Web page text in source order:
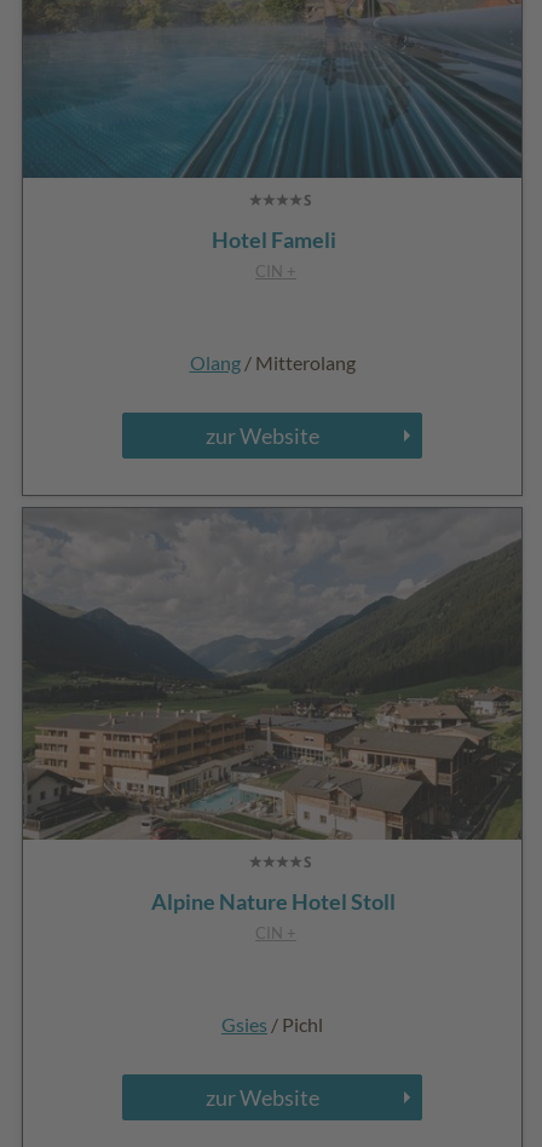
Hotel Fameli
CIN +
Olang/ Mitterolang
zur Website
Alpine Nature Hotel Stoll
CIN +
Gsies / Pichl
zur Website